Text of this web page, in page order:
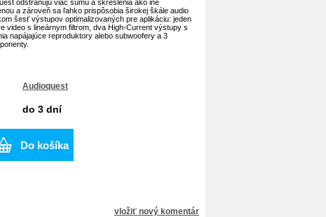
odstraňujú viac šumu a skreslenia ako iné
a zároveň sa ľahko prispôsobia širokej škále audio
šesť výstupov optimalizovaných pre aplikáciu: jeden
video s lineárnym filtrom, dva High-Current výstupy s
napájajúce reproduktory alebo subwoofery a 3
Audioquest
do 3 dní
Do košíka
vložiť nový komentár